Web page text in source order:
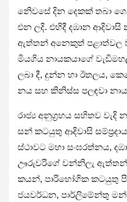
නි‍ෙවසේ දින දෙකක් තබා
එන ලදි. එහිදී දඹාන
ඇත්තන් අනෙ­කුත් පළා­ත්වල
මිය­ගිය නාය­ක­යාගේ වැඩි­ම­හල්
ලබා දී, දුන්න හා ඊත­ලය,
නය සහ කිනිස්ස පල­ඳවා
රාජ්‍ය අනු­ග්‍ර­හය සහි­තව වැදි
සන් කට­යුතු ආදි­වාසි
ස්ථා­වට මහා සංඝ­ර­ත්නය,
ඌරු­ව­රිගේ වන්නිලැ ඇත්තන්
ක­යන්, පාරි­භෝ­ගික කට­යුතු
ජය­ව­ර්ධන, පාර්ලි­මේන්තු